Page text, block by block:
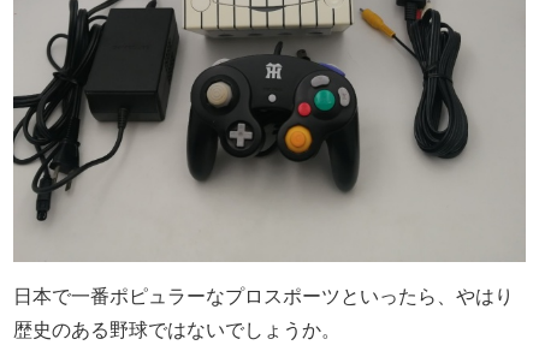
日本で一番ポピュラーなプロスポーツといったら、やはり
歴史のある野球ではないでしょうか。